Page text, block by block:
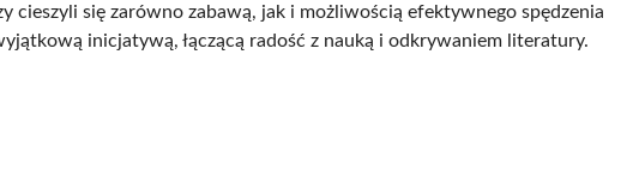
cieszyli się zarówno zabawą, jak i możliwością efektywnego spędzenia
inicjatywą, łączącą radość z nauką i odkrywaniem literatury.